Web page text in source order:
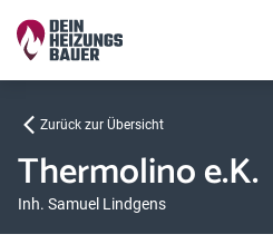
Zurück zur Übersicht
Thermolino e.K.
Inh. Samuel Lindgens